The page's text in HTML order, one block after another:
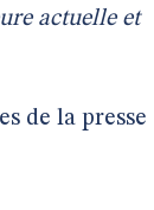
actuelle et
de la presse